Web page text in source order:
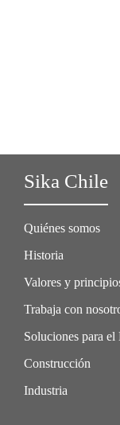
Sika Chile
Quiénes somos
Historia
Valores y
Trabaja con
Soluciones para el
Construcción
Industria